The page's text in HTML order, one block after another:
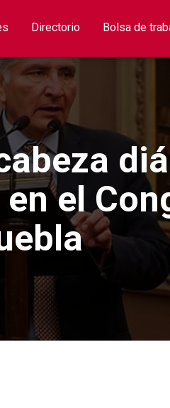
Directorio Bolsa de
el